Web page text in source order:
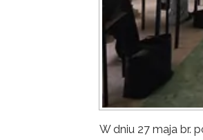
W dniu 27 maja br.